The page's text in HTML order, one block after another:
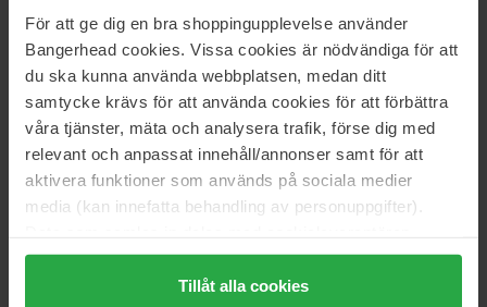
För att ge dig en bra shoppingupplevelse använder
Bangerhead cookies. Vissa cookies är nödvändiga för att
du ska kunna använda webbplatsen, medan ditt
samtycke krävs för att använda cookies för att förbättra
våra tjänster, mäta och analysera trafik, förse dig med
relevant och anpassat innehåll/annonser samt för att
aktivera funktioner som används på sociala medier
media (kan innefatta behandling av personuppgifter).
Genom att trycka på "Tillåt alla cookies" accepterar du
alla cookies, medan du under "Detaljer" kan anpassa
Tillåt alla cookies
IsaDora
10 Sec High Imp Waterproof
Mascara
9 ml
18 €
IsaDora
10 Sec High Impact Length &
Lift Mascara
9 ml
18 €
IsaDora
9 ml
IsaDora
18 €